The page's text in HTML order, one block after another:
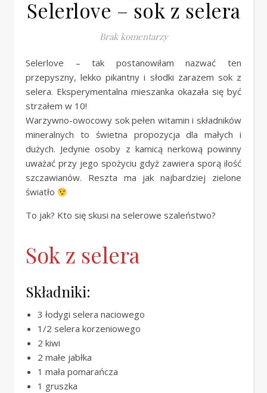
Selerlove – sok z selera
Brak komentarzy
Selerlove – tak postanowiłam nazwać ten
przepyszny, lekko pikantny i słodki zarazem sok z
selera. Eksperymentalna mieszanka okazała się być
strzałem w 10!
Warzywno-owocowy sok pełen witamin i składników
mineralnych to świetna propozycja dla małych i
dużych. Jedynie osoby z kamicą nerkową powinny
uważać przy jego spożyciu gdyż zawiera sporą ilość
szczawianów. Reszta ma jak najbardziej zielone
światło
To jak? Kto się skusi na selerowe szaleństwo?
Sok z selera
Składniki:
3 łodygi selera naciowego
1/2 selera korzeniowego
2 kiwi
2 małe jabłka
1 mała pomarańcza
1 gruszka